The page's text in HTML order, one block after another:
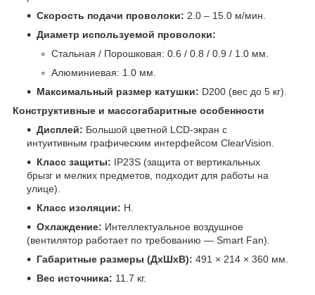
Скорость подачи проволоки: 2.0 – 15.0 м/мин.
Диаметр используемой проволоки:
Стальная / Порошковая: 0.6 / 0.8 / 0.9 / 1.0 мм.
Алюминиевая: 1.0 мм.
Максимальный размер катушки: D200 (вес до 5 кг).
Конструктивные и массогабаритные особенности
Дисплей: Большой цветной LCD-экран с
интуитивным графическим интерфейсом ClearVision.
Класс защиты: IP23S (защита от вертикальных
брызг и мелких предметов, подходит для работы на
улице).
Класс изоляции: H.
Охлаждение: Интеллектуальное воздушное
(вентилятор работает по требованию — Smart Fan).
Габаритные размеры (ДхШхВ): 491 × 214 × 360 мм.
Вес источника: 11.7 кг.